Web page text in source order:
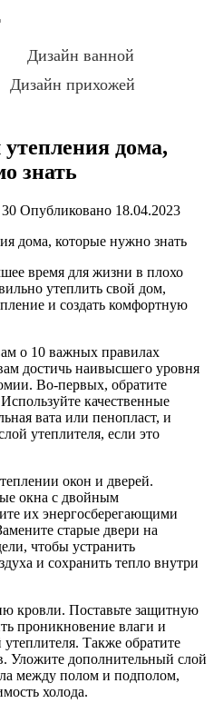
Дизайн ванной
Дизайн прихожей
дома,
знать
30 Опубликовано 18.04.2023
время для жизни в плохо
утеплить свой дом,
и создать комфортную
о 10 важных правилах
достичь наивысшего уровня
Во-первых, обратите
качественные
вата или пенопласт, и
утеплителя, если это
окон и дверей.
окна с двойным
их энергосберегающими
старые двери на
чтобы устранить
и сохранить тепло внутри
кровли. Поставьте защитную
проникновение влаги и
Также обратите
Уложите дополнительный слой
между полом и подполом,
холода.